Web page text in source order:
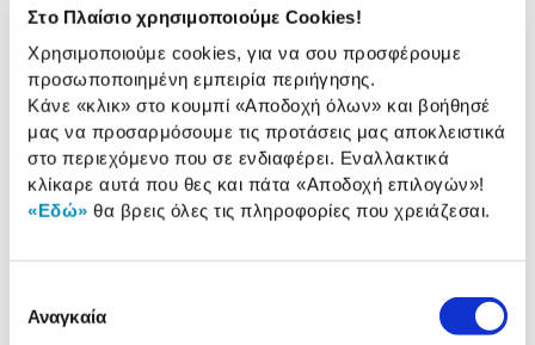
Στο Πλαίσιο χρησιμοποιούμε Cookies!
Χρησιμοποιούμε cookies, για να σου προσφέρουμε
προσωποποιημένη εμπειρία περιήγησης.
Κάνε «κλικ» στο κουμπί «Αποδοχή όλων» και βοήθησέ
μας να προσαρμόσουμε τις προτάσεις μας αποκλειστικά
στο περιεχόμενο που σε ενδιαφέρει. Εναλλακτικά
κλίκαρε αυτά που θες και πάτα «Αποδοχή επιλογών»!
«Εδώ» θα βρεις όλες τις πληροφορίες που χρειάζεσαι.
συγκατάθεσης
Αναγκαία
Κάδος:
Αποσπώμενος /
Ρυθμιζόμενος
Θερμοστάτης: